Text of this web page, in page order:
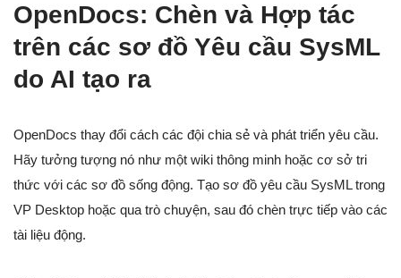
OpenDocs: Chèn và Hợp tác
trên các sơ đồ Yêu cầu SysML
do AI tạo ra
OpenDocs thay đổi cách các đội chia sẻ và phát triển yêu cầu.
Hãy tưởng tượng nó như một wiki thông minh hoặc cơ sở tri
thức với các sơ đồ sống động. Tạo sơ đồ yêu cầu SysML trong
VP Desktop hoặc qua trò chuyện, sau đó chèn trực tiếp vào các
tài liệu động.